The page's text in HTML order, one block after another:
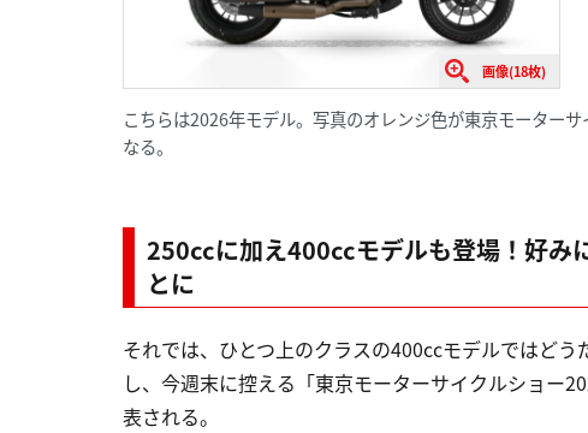
画像(18枚)
こちらは2026年モデル。写真のオレンジ色が東京モーター
なる。
250ccに加え400ccモデルも登場！好み
とに
それでは、ひとつ上のクラスの400ccモデルではど
し、今週末に控える「東京モーターサイクルショー
表される。